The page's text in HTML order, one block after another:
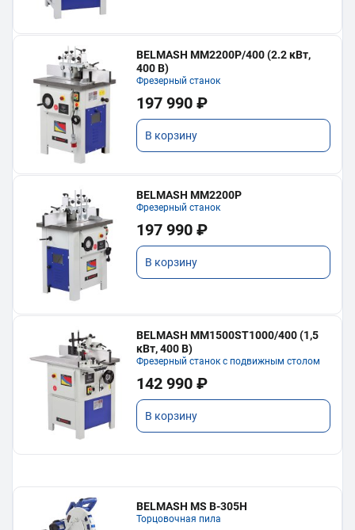
BELMASH MM2200P/400 (2.2 кВт,
400 В)
Фрезерный станок
197 990 ₽
В корзину
BELMASH MM2200P
Фрезерный станок
197 990 ₽
В корзину
BELMASH MM1500ST1000/400 (1,5
кВт, 400 В)
Фрезерный станок с подвижным столом
142 990 ₽
В корзину
BELMASH MS B-305H
Торцовочная пила